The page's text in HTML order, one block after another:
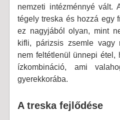
nemzeti intézménnyé vált.
tégely treska és hozzá egy
ez nagyjából olyan, mint
kifli, párizsis zsemle vagy
nem feltétlenül ünnepi étel,
ízkombináció, ami
gyerekkorába.
A treska fejlődése